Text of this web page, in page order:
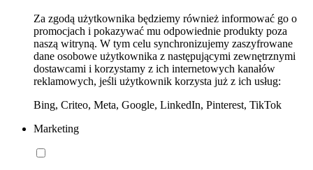
Za zgodą użytkownika będziemy również informować go o
promocjach i pokazywać mu odpowiednie produkty poza
naszą witryną. W tym celu synchronizujemy zaszyfrowane
dane osobowe użytkownika z następującymi zewnętrznymi
dostawcami i korzystamy z ich internetowych kanałów
reklamowych, jeśli użytkownik korzysta już z ich usług:
Bing, Criteo, Meta, Google, LinkedIn, Pinterest, TikTok
Marketing